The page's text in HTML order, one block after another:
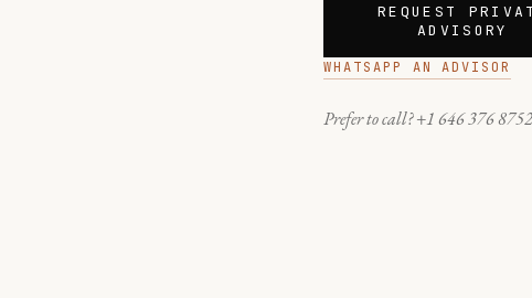
REQUEST
ADVISORY
WHATSAPP AN ADVISOR
Prefer to call?+1 646 376